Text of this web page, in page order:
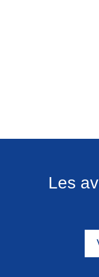
Les